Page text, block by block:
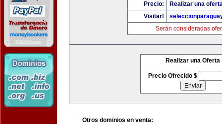
Precio:
Realizar una
Visitar!
Serán consideradas
Realizar una Oferta
Precio Ofrecido $
Otros dominios en venta: